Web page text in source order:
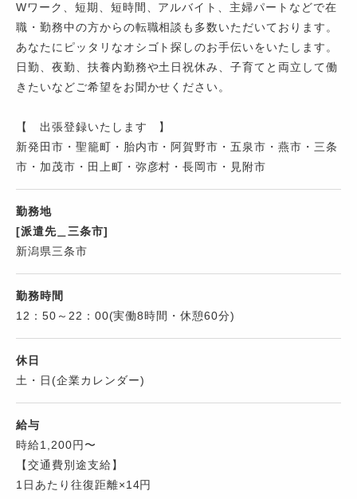
Wワーク、短期、短時間、アルバイト、主婦パートなどで在
職・勤務中の方からの転職相談も多数いただいております。
あなたにピッタリなオシゴト探しのお手伝いをいたします。
日勤、夜勤、扶養内勤務や土日祝休み、子育てと両立して働
きたいなどご希望をお聞かせください。
【 出張登録いたします 】
新発田市・聖籠町・胎内市・阿賀野市・五泉市・燕市・三条
市・加茂市・田上町・弥彦村・長岡市・見附市
勤務地
[派遣先＿三条市]
新潟県三条市
勤務時間
12：50～22：00(実働8時間・休憩60分)
休日
土・日(企業カレンダー)
給与
時給1,200円〜
【交通費別途支給】
1日あたり往復距離×14円